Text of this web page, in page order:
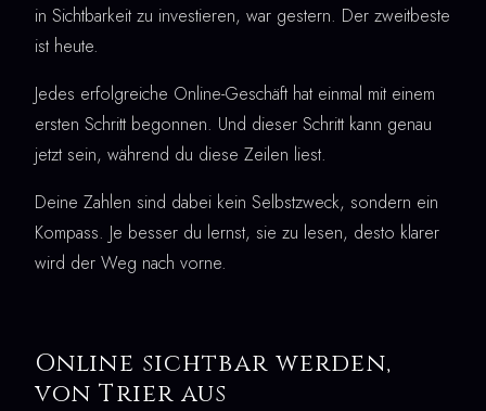
in Sichtbarkeit zu investieren, war gestern. Der zweitbeste
ist heute.
Jedes erfolgreiche Online-Geschäft hat einmal mit einem
ersten Schritt begonnen. Und dieser Schritt kann genau
jetzt sein, während du diese Zeilen liest.
Deine Zahlen sind dabei kein Selbstzweck, sondern ein
Kompass. Je besser du lernst, sie zu lesen, desto klarer
wird der Weg nach vorne.
Online sichtbar werden,
von Trier aus